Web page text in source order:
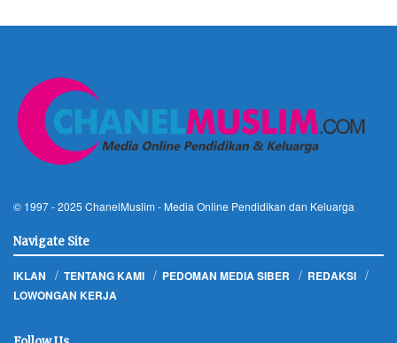
© 1997 - 2025 ChanelMuslim - Media Online Pendidikan dan Keluarga
Navigate Site
IKLAN TENTANG KAMI PEDOMAN MEDIA SIBER
REDAKSI
LOWONGAN KERJA